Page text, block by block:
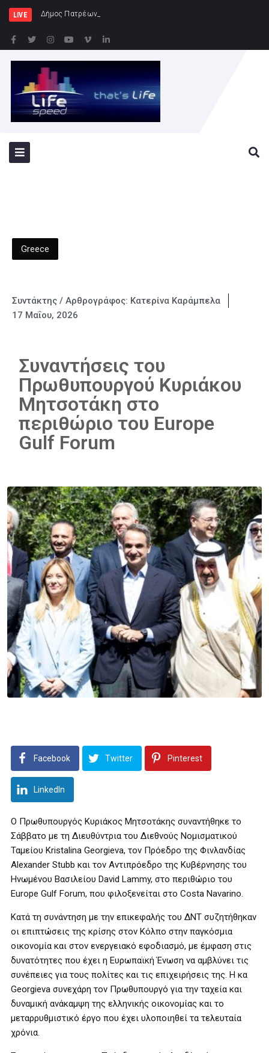
LIVE Δήμος Πατρέων : Τα παιδιά των Ημερήσ
Greece
Συντάκτης / Αρθρογράφος: Κατερίνα Καράμπελα
17 Μαΐου, 2026
Συναντήσεις του
Πρωθυπουργού Κυριάκου
Μητσοτάκη στο
περιθώριο του Europe
Gulf Forum
Facebook Twitter Pinterest
LinkedIn
Ο Πρωθυπουργός Κυριάκος Μητσοτάκης συναντήθηκε το
Σάββατο με τη Διευθύντρια του Διεθνούς Νομισματικού
Ταμείου Kristalina Georgieva, τον Πρόεδρο της Φινλανδίας
Alexander Stubb και τον Αντιπρόεδρο της Κυβέρνησης του
Ηνωμένου Βασιλείου David Lammy, στο περιθώριο του
Europe Gulf Forum, που φιλοξενείται στο Costa Navarino.
Κατά τη συνάντηση με την επικεφαλής του ΔΝΤ συζητήθηκαν
οι επιπτώσεις της κρίσης στον Κόλπο στην παγκόσμια
οικονομία και στον ενεργειακό εφοδιασμό, με έμφαση στις
δυνατότητες που έχει η Ευρωπαϊκή Ένωση να αμβλύνει τις
συνέπειες για τους πολίτες και τις επιχειρήσεις της. Η κα
Georgieva συνεχάρη τον Πρωθυπουργό για την ταχεία και
δυναμική ανάκαμψη της ελληνικής οικονομίας και το
μεταρρυθμιστικό έργο που έχει υλοποιηθεί τα τελευταία
χρόνια.